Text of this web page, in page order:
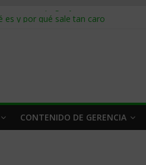
cómo pagar y cobrar en 2026
de suministro: qué hacer
UU.: cómo segmentarlo y venderle
CONTENIDO DE GERENCIA